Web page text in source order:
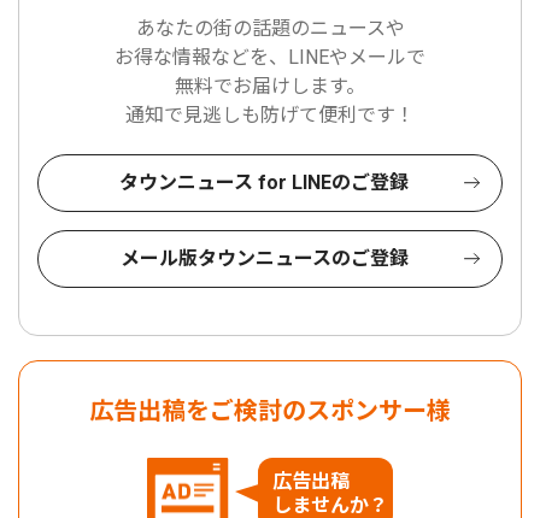
あなたの街の話題のニュースや
お得な情報などを、LINEやメールで
無料でお届けします。
通知で見逃しも防げて便利です！
タウンニュース for LINEのご登録
メール版タウンニュースのご登録
広告出稿をご検討のスポンサー様
広告出稿
しませんか？